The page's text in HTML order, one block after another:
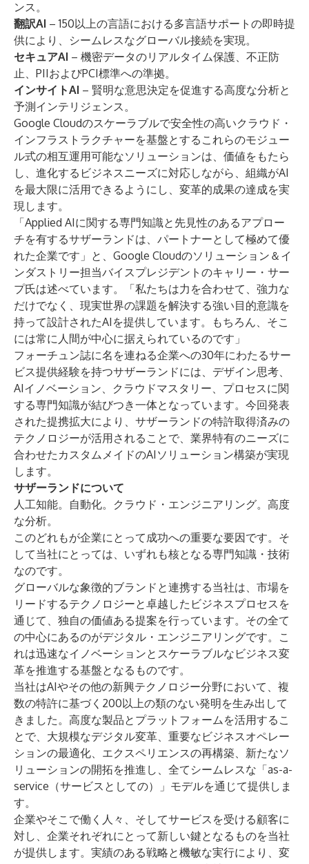
ンス。
翻訳AI – 150以上の言語における多言語サポートの即時提
供により、シームレスなグローバル接続を実現。
セキュアAI – 機密データのリアルタイム保護、不正防
止、PIIおよびPCI標準への準拠。
インサイトAI – 賢明な意思決定を促進する高度な分析と
予測インテリジェンス。
Google Cloudのスケーラブルで安全性の高いクラウド・
インフラストラクチャーを基盤とするこれらのモジュー
ル式の相互運用可能なソリューションは、価値をもたら
し、進化するビジネスニーズに対応しながら、組織がAI
を最大限に活用できるようにし、変革的成果の達成を実
現します。
「Applied AIに関する専門知識と先見性のあるアプロー
チを有するサザーランドは、パートナーとして極めて優
れた企業です」と、Google Cloudのソリューション＆イ
ンダストリー担当バイスプレジデントのキャリー・サー
プ氏は述べています。「私たちは力を合わせて、強力な
だけでなく、現実世界の課題を解決する強い目的意識を
持って設計されたAIを提供しています。もちろん、そこ
には常に人間が中心に据えられているのです」
フォーチュン誌に名を連ねる企業への30年にわたるサー
ビス提供経験を持つサザーランドには、デザイン思考、
AIイノベーション、クラウドマスタリー、プロセスに関
する専門知識が結びつき一体となっています。今回発表
された提携拡大により、サザーランドの特許取得済みの
テクノロジーが活用されることで、業界特有のニーズに
合わせたカスタムメイドのAIソリューション構築が実現
します。
サザーランドについて
人工知能。自動化。クラウド・エンジニアリング。高度
な分析。
このどれもが企業にとって成功への重要な要因です。そ
して当社にとっては、いずれも核となる専門知識・技術
なのです。
グローバルな象徴的ブランドと連携する当社は、市場を
リードするテクノロジーと卓越したビジネスプロセスを
通じて、独自の価値ある提案を行っています。その全て
の中心にあるのがデジタル・エンジニアリングです。こ
れは迅速なイノベーションとスケーラブルなビジネス変
革を推進する基盤となるものです。
当社はAIやその他の新興テクノロジー分野において、複
数の特許に基づく200以上の類のない発明を生み出して
きました。高度な製品とプラットフォームを活用するこ
とで、大規模なデジタル変革、重要なビジネスオペレー
ションの最適化、エクスペリエンスの再構築、新たなソ
リューションの開拓を推進し、全てシームレスな「as-a-
service（サービスとしての）」モデルを通じて提供しま
す。
企業やそこで働く人々、そしてサービスを受ける顧客に
対し、企業それぞれにとって新しい鍵となるものを当社
が提供します。実績のある戦略と機敏な実行により、変